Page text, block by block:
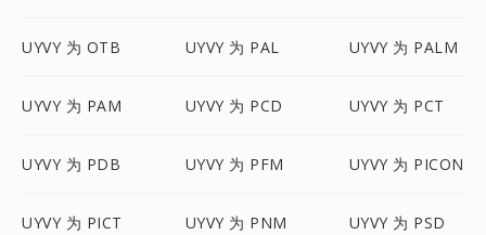
UYVY 为 OTB UYVY 为 PAL UYVY 为 PALM
UYVY 为 PAM UYVY 为 PCD UYVY 为 PCT
UYVY 为 PDB UYVY 为 PFM UYVY 为 PICON
UYVY 为 PICT UYVY 为 PNM UYVY 为 PSD